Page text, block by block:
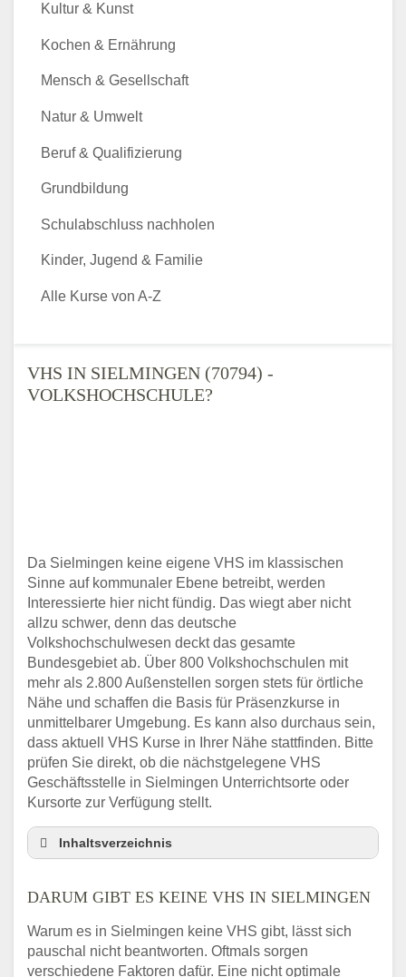
VHS IN SIELMINGEN (70794) -
VOLKSHOCHSCHULE?
Da Sielmingen keine eigene VHS im klassischen
Sinne auf kommunaler Ebene betreibt, werden
Interessierte hier nicht fündig. Das wiegt aber nicht
allzu schwer, denn das deutsche
Volkshochschulwesen deckt das gesamte
Bundesgebiet ab. Über 800 Volkshochschulen mit
mehr als 2.800 Außenstellen sorgen stets für örtliche
Nähe und schaffen die Basis für Präsenzkurse in
unmittelbarer Umgebung. Es kann also durchaus sein,
dass aktuell VHS Kurse in Ihrer Nähe stattfinden. Bitte
prüfen Sie direkt, ob die nächstgelegene VHS
Geschäftsstelle in Sielmingen Unterrichtsorte oder
Kursorte zur Verfügung stellt.
Inhaltsverzeichnis
3 schnelle Tipps
Sielmingen VHS-Kurse in Ihrer Nähe
Abendschule in der Region rund um
DARUM GIBT ES KEINE VHS IN SIELMINGEN
Warum es in Sielmingen keine VHS gibt, lässt sich
pauschal nicht beantworten. Oftmals sorgen
verschiedene Faktoren dafür. Eine nicht optimale
Kultur & Kunst
Kochen & Ernährung
Mensch & Gesellschaft
Natur & Umwelt
Beruf & Qualifizierung
Grundbildung
Schulabschluss nachholen
Kinder, Jugend & Familie
Alle Kurse von A-Z